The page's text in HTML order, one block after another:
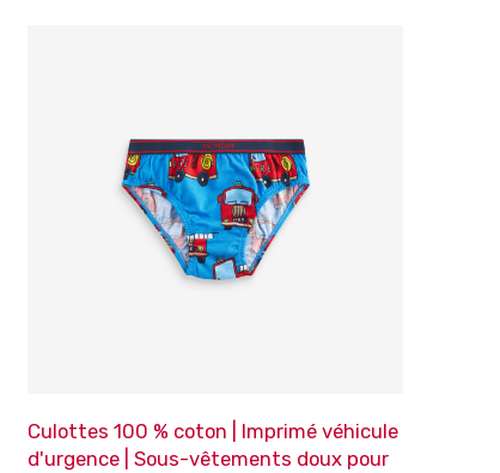
Culottes 100 % coton | Imprimé véhicule
d'urgence | Sous-vêtements doux pour